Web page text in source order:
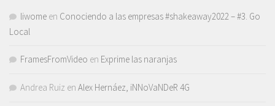
liwome en Conociendo a las empresas #shakeaway2022 – #3. Go
Local
FramesFromVideo en Exprime las naranjas
Andrea Ruiz en Alex Hernáez, iNNoVaNDeR 4G